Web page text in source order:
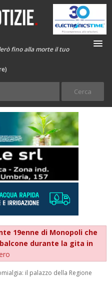
fino alla morte il tuo
19enne di Monopoli che
durante la gita in
il palazzo della Regione